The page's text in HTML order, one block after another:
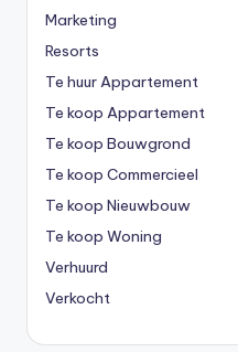
Marketing
Resorts
Te huur Appartement
Te koop Appartement
Te koop Bouwgrond
Te koop Commercieel
Te koop Nieuwbouw
Te koop Woning
Verhuurd
Verkocht